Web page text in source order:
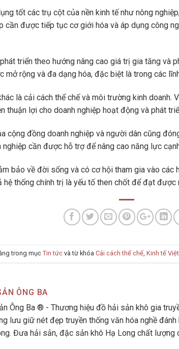
tốt các trụ cột của nền kinh tế như nông
cần được tiếp tục cơ giới hóa và áp dụng công
triển theo hướng nâng cao giá trị gia tăng và
mở rộng và đa dạng hóa, đặc biệt là trong các
là cải cách thể chế và môi trường kinh
thuận lợi cho doanh nghiệp hoạt động và phát
cộng đồng doanh nghiệp và người dân cũng
cần được hỗ trợ để nâng cao năng lực
bảo về đời sống và có cơ hội tham gia vào các
hệ thống chính trị là yếu tố then chốt để đạt được
trong mụcTin tức và từ khóaCải cách thể chế ,Kinh tế
ÔNG BA
Ông Ba ® - Thương hiệu đồ hải sản khô gia
lưu giữ nét đẹp truyền thống văn hóa nghề
Đưa hải sản, đặc sản khô Hạ Long chất lượng